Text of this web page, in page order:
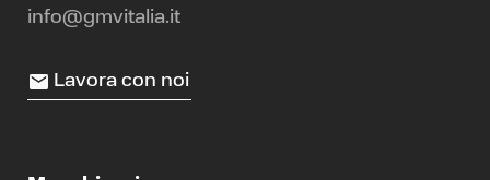
info@gmvitalia.it
Lavora con noi